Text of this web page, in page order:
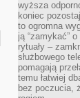
wyższa
koniec
to ogromna
ją “zamykać”
rytuały –
służbowego
pomagają
temu łatwiej
bez poczucia,